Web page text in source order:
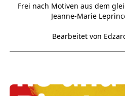
Frei nach Motiven aus dem
Jeanne-Marie
Bearbeitet von